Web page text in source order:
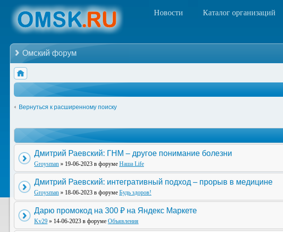
Новости Каталог организаций
Омский форум
Вернуться к расширенному поиску
Дмитрий Раевский: ГНМ – другое понимание болезни
Groysman » 19-06-2023 в форуме Наша Life
Дмитрий Раевский: интегративный подход – прорыв в медицине
Groysman » 18-06-2023 в форуме Будь здоров!
Дарю промокод на 300 ₽ на Яндекс Маркете
Kv29 » 14-06-2023 в форуме Объявления